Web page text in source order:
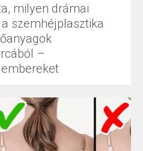
milyen drámai
szemhéjplasztika
–